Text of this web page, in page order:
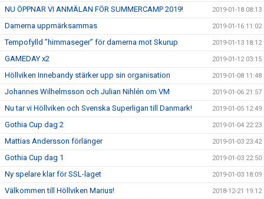
NU ÖPPNAR VI ANMÄLAN FÖR SUMMERCAMP 2019! 2019-01-18 08:13
Damerna uppmärksammas 2019-01-16 11:02
Tempofylld ”himmaseger” för damerna mot Skurup 2019-01-13 18:12
GAMEDAY x2 2019-01-12 03:15
Höllviken Innebandy stärker upp sin organisation 2019-01-08 11:48
Johannes Wilhelmsson och Julian Nihlén om VM 2019-01-06 21:57
Nu tar vi Höllviken och Svenska Superligan till Danmark! 2019-01-05 12:49
Gothia Cup dag 2 2019-01-04 22:23
Mattias Andersson förlänger 2019-01-03 23:42
Gothia Cup dag 1 2019-01-03 22:50
Ny spelare klar för SSL-laget 2019-01-03 18:09
Välkommen till Höllviken Marius! 2018-12-21 19:12